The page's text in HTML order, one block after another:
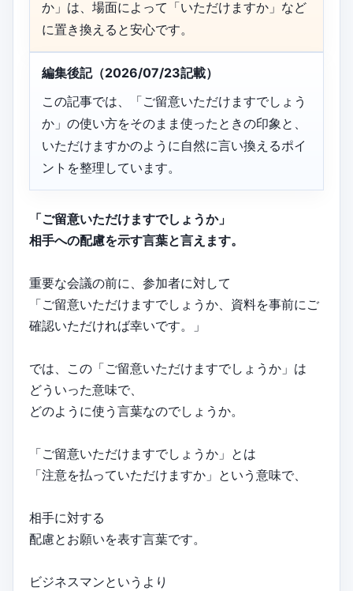
か」は、場面によって「いただけますか」など
に置き換えると安心です。
編集後記（2026/07/23記載）
この記事では、「ご留意いただけますでしょう
か」の使い方をそのまま使ったときの印象と、
いただけますかのように自然に言い換えるポイ
ントを整理しています。
「ご留意いただけますでしょうか」
相手への配慮を示す言葉と言えます。
重要な会議の前に、参加者に対して
「ご留意いただけますでしょうか、資料を事前にご
確認いただければ幸いです。」
では、この「ご留意いただけますでしょうか」は
どういった意味で、
どのように使う言葉なのでしょうか。
「ご留意いただけますでしょうか」とは
「注意を払っていただけますか」という意味で、
相手に対する
配慮とお願いを表す言葉です。
ビジネスマンというより